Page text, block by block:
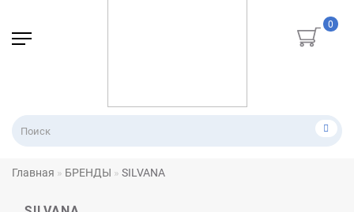
0
Главная БРЕНДЫ SILVANA